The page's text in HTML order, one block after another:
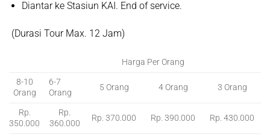
Diantar ke Stasiun KAI. End of service.
(Durasi Tour Max. 12 Jam)
Harga Per Orang
8-10
Orang
6-7
Orang
5 Orang 4 Orang 3 Orang
Rp.
350.000
Rp.
360.000
Rp. 370.000 Rp. 390.000 Rp. 430.000